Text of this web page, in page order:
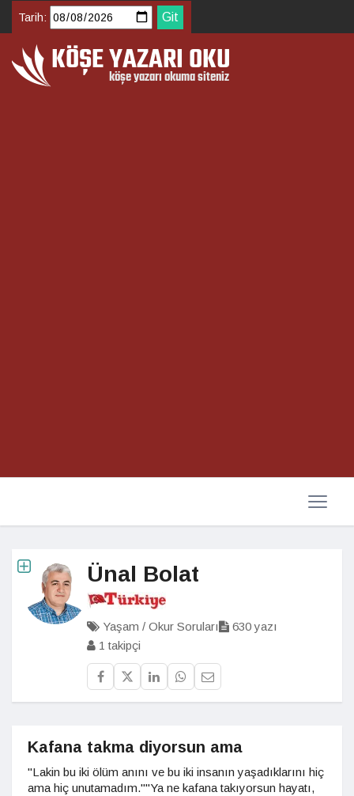
Tarih:
Ünal Bolat
Yaşam / Okur Soruları
630 yazı
1 takipçi
Kafana takma diyorsun ama
"Lakin bu iki ölüm anını ve bu iki insanın yaşadıklarını hiç
ama hiç unutamadım.""Ya ne kafana takıyorsun hayatı,